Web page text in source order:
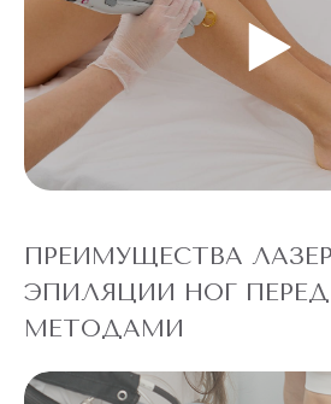
ПРЕИМУЩЕСТВА
ЭПИЛЯЦИИ НОГ
МЕТОДАМИ